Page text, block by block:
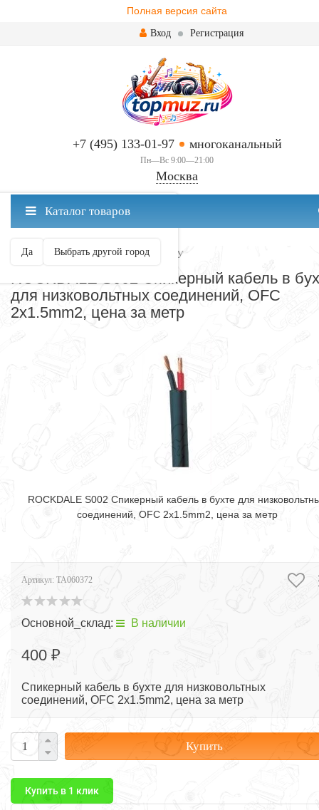
Полная версия сайта
Вход Регистрация
+7 (495) 133-01-97 многоканальный
Пн—Вс 9:00—21:00
Москва
Москва ваш город?
Да Выбрать другой город
Каталог товаров
КАБЕЛИ В БУХТАХ И В НАРЕЗКУ
ROCKDALE S002 Спикерный кабель в
для низковольтных соединений, OFC
2x1.5mm2, цена за метр
ROCKDALE S002 Спикерный кабель в бухте для
соединений, OFC 2x1.5mm2, цена за метр
Артикул: TA060372
Основной_склад: В наличии
400 ₽
Спикерный кабель в бухте для низковольтных
соединений, OFC 2x1.5mm2, цена за метр
Купить
Купить в 1 клик